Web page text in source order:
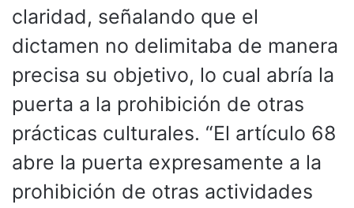
claridad, señalando que el
dictamen no delimitaba de manera
precisa su objetivo, lo cual abría la
puerta a la prohibición de otras
prácticas culturales. “El artículo 68
abre la puerta expresamente a la
prohibición de otras actividades